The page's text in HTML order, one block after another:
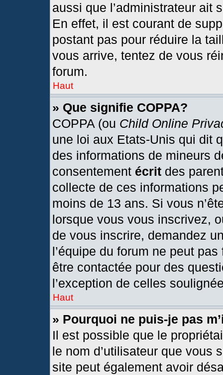
aussi que l’administrateur ait
En effet, il est courant de
postant pas pour réduire la
vous arrive, tentez de vous
forum.
Haut
» Que signifie COPPA?
COPPA (ou Child Online
une loi aux Etats-Unis qui dit
des informations de mineurs
consentement écrit des
collecte de ces informations
moins de 13 ans. Si vous
lorsque vous vous inscrivez,
de vous inscrire, demandez
l’équipe du forum ne peut
être contactée pour des
l’exception de celles
Haut
» Pourquoi ne puis-je pas
Il est possible que le
le nom d’utilisateur que vous
site peut également avoir